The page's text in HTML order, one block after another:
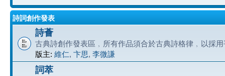
詩詞創作發表
詩薈
古典詩創作發表區﹐所有作品須合於古典詩格律﹐以採
版主: 維仁, 卞思, 李微謙
詞萃